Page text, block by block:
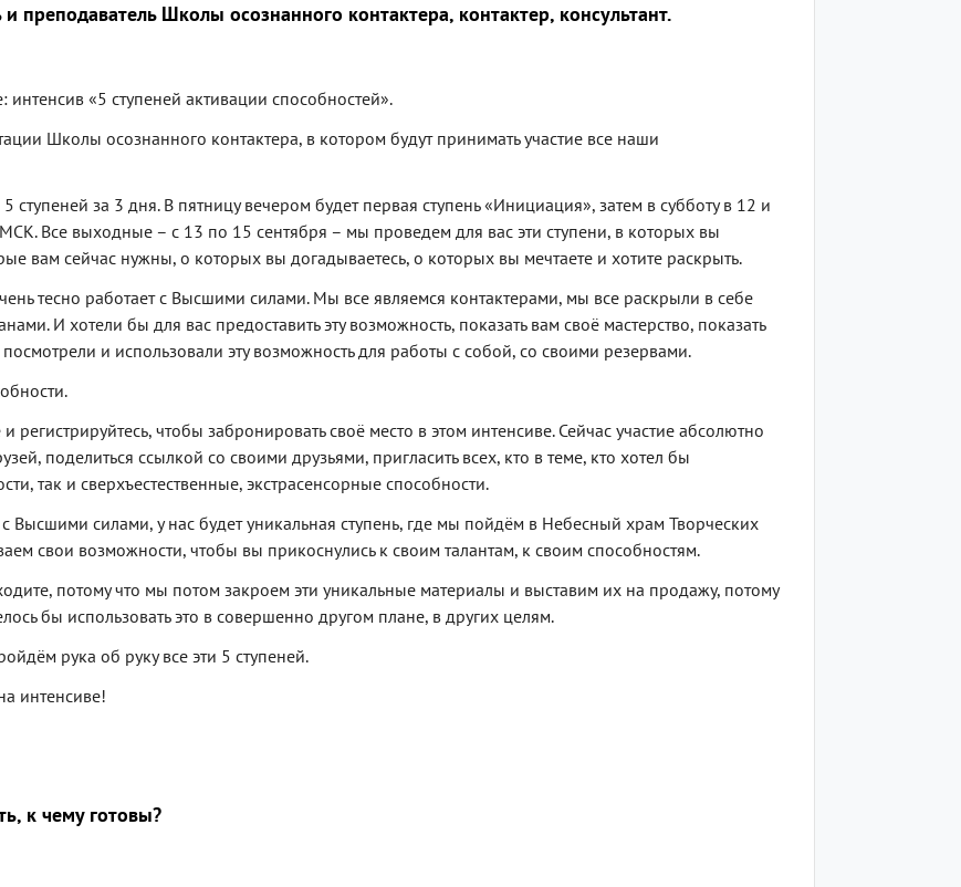
преподаватель Школы осознанного контактера, контактер, консультант.
«5 ступеней активации способностей».
Школы осознанного контактера, в котором будут принимать участие все наши
за 3 дня. В пятницу вечером будет первая ступень «Инициация», затем в субботу в 12 и
Все выходные – с 13 по 15 сентября – мы проведем для вас эти ступени, в которых вы
вам сейчас нужны, о которых вы догадываетесь, о которых вы мечтаете и хотите раскрыть.
тесно работает с Высшими силами. Мы все являемся контактерами, мы все раскрыли в себе
И хотели бы для вас предоставить эту возможность, показать вам своё мастерство, показать
и использовали эту возможность для работы с собой, со своими резервами.
регистрируйтесь, чтобы забронировать своё место в этом интенсиве. Сейчас участие абсолютно
поделиться ссылкой со своими друзьями, пригласить всех, кто в теме, кто хотел бы
так и сверхъестественные, экстрасенсорные способности.
Высшими силами, у нас будет уникальная ступень, где мы пойдём в Небесный храм Творческих
свои возможности, чтобы вы прикоснулись к своим талантам, к своим способностям.
потому что мы потом закроем эти уникальные материалы и выставим их на продажу, потому
бы использовать это в совершенно другом плане, в других целям.
рука об руку все эти 5 ступеней.
интенсиве!
к чему готовы?